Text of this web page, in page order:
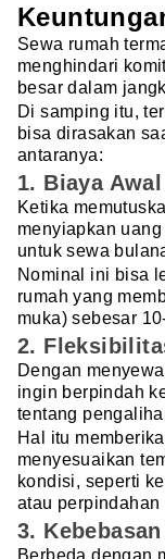
Sewa rumah
menghindari
besar dalam
Di samping itu,
bisa dirasakan
antaranya:
1. Biaya
Ketika
menyiapkan
untuk sewa
Nominal ini bisa
rumah yang
muka) sebesar
2.
Dengan
ingin berpindah
tentang
Hal itu
menyesuaikan
kondisi, seperti
atau perpindahan
3.
Berbeda dengan